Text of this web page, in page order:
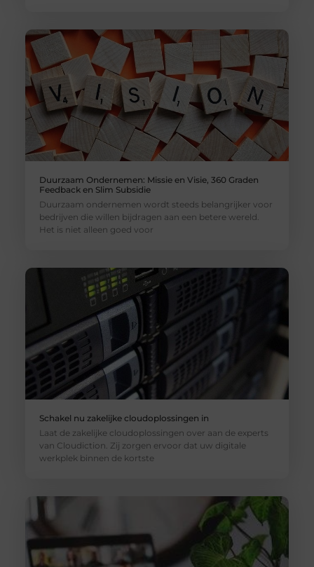
Duurzaam Ondernemen: Missie en Visie, 360 Graden
Feedback en Slim Subsidie
Duurzaam ondernemen wordt steeds belangrijker voor
bedrijven die willen bijdragen aan een betere wereld.
Het is niet alleen goed voor
Schakel nu zakelijke cloudoplossingen in
Laat de zakelijke cloudoplossingen over aan de experts
van Cloudiction. Zij zorgen ervoor dat uw digitale
werkplek binnen de kortste